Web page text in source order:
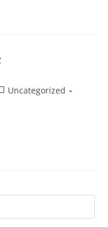
Uncategorized